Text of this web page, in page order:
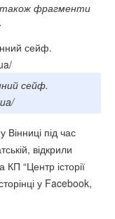
також фрагменти
сейф.
під час
відкрили
“Центр історії
у Facebook,